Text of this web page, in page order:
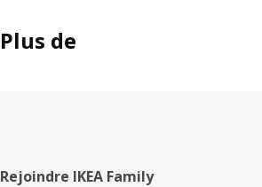
Plus de
Pied
Rejoindre IKEA Family